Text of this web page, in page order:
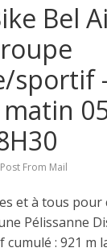
Bel
sportif
Post From Mail
et à tous pour
Pélissanne
cumulé : 921 m